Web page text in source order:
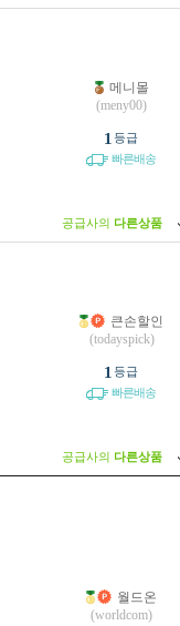
메니몰
(meny00)
1 등급
빠른배송
공급사의 다른상품
큰손할인
(todayspick)
1 등급
빠른배송
공급사의 다른상품
월드온
(worldcom)